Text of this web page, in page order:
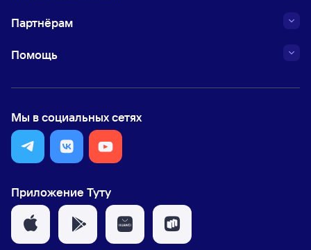
Партнёрам
Помощь
Мы в социальных сетях
Приложение Туту